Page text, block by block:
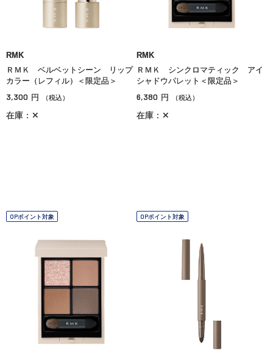
RMK
ＲＭＫ ベルベットシーン リップ
カラー（レフィル）＜限定品＞
3,300 円 （税込）
在庫：✕
RMK
ＲＭＫ シンクロマティック アイ
シャドウパレット＜限定品＞
6,380 円 （税込）
在庫：✕
OPポイント対象 OPポイント対象